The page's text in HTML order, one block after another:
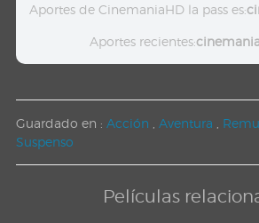
Aportes de CinemaniaHD la pass es:
Aportes recientes:
Guardado en : Acción Aventura
Suspenso
Películas